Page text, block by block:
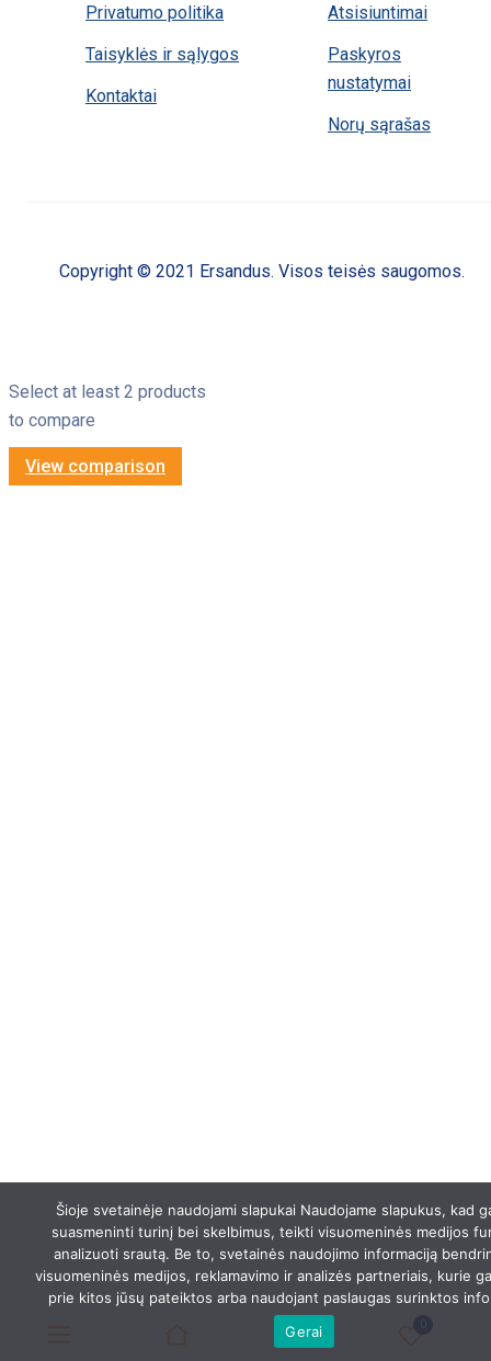
Privatumo politika
Taisyklės ir sąlygos
Kontaktai
Atsisiuntimai
Paskyros
nustatymai
Norų sąrašas
Copyright © 2021 Ersandus. Visos teisės saugomos.
Select at least 2 products
to compare
View comparison
Šioje svetainėje naudojami slapukai Naudojame slapukus, kad
suasmeninti turinį bei skelbimus, teikti visuomeninės medijos
analizuoti srautą. Be to, svetainės naudojimo informaciją
visuomeninės medijos, reklamavimo ir analizės partneriais, kurie
prie kitos jūsų pateiktos arba naudojant paslaugas surinktos
Gerai